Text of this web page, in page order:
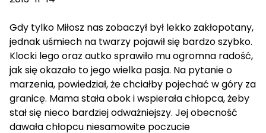
Gdy tylko Miłosz nas zobaczył był lekko zakłopotany,
jednak uśmiech na twarzy pojawił się bardzo szybko.
Klocki lego oraz autko sprawiło mu ogromna radość,
jak się okazało to jego wielka pasja. Na pytanie o
marzenia, powiedział, że chciałby pojechać w góry za
granicę. Mama stała obok i wspierała chłopca, żeby
stał się nieco bardziej odważniejszy. Jej obecność
dawała chłopcu niesamowite poczucie